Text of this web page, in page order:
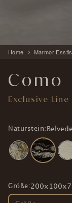
Home Marmor
Como
Exclusive Line
Naturstein:
Größe:
Produkt
Warenkorb
hinzugefügt